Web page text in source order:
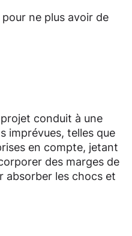
ne plus avoir de
conduit à une
imprévues, telles que
en compte, jetant
des marges de
absorber les chocs et